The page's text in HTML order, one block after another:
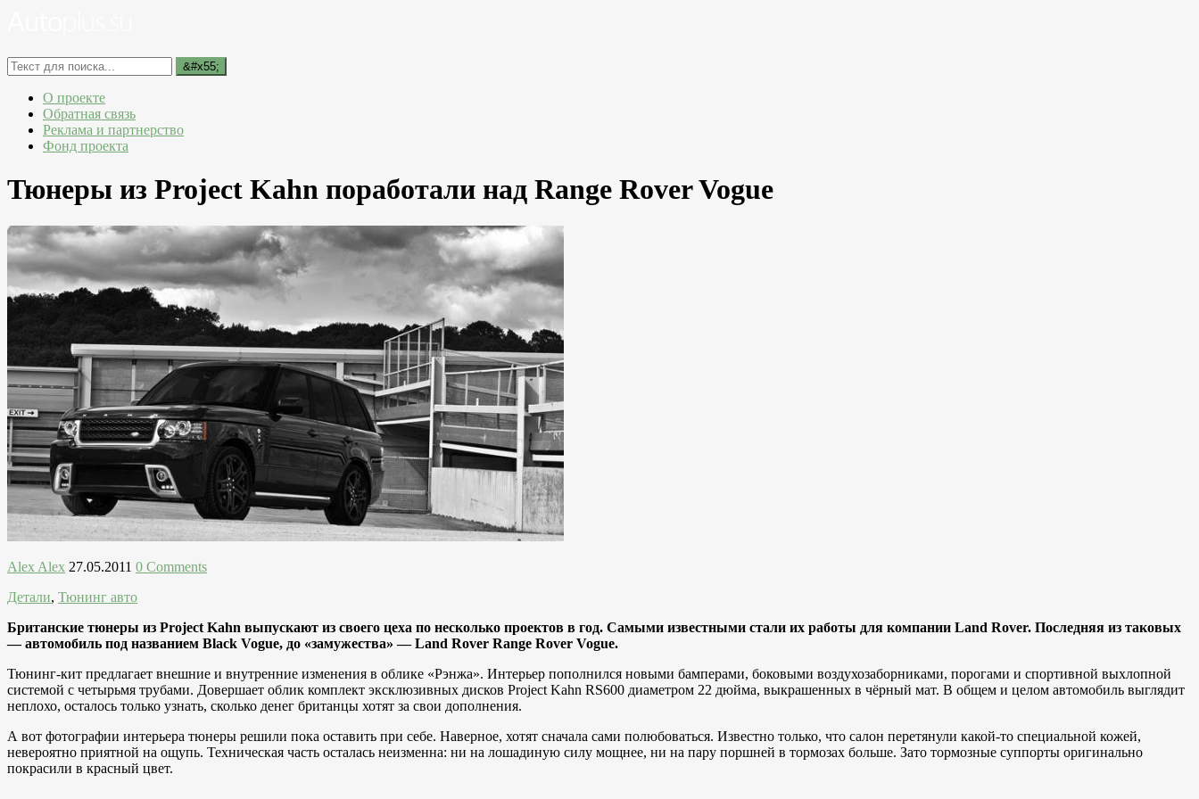
О проекте
Обратная связь
Реклама и партнерство
Фонд проекта
Тюнеры из Project Kahn поработали над Range Rover Vogue
Alex Alex 27.05.2011 0 Comments
Детали, Тюнинг авто
Британские тюнеры из Project Kahn выпускают из своего цеха по несколько проектов в год. Самыми известными стали их работы для компании Land Rover. Последняя из таковых
— автомобиль под названием Black Vogue, до «замужества» — Land Rover Range Rover Vogue.
Тюнинг-кит предлагает внешние и внутренние изменения в облике «Рэнжа». Интерьер пополнился новыми бамперами, боковыми воздухозаборниками, порогами и спортивной выхлопной
системой с четырьмя трубами. Довершает облик комплект эксклюзивных дисков Project Kahn RS600 диаметром 22 дюйма, выкрашенных в чёрный мат. В общем и целом автомобиль выглядит
неплохо, осталось только узнать, сколько денег британцы хотят за свои дополнения.
А вот фотографии интерьера тюнеры решили пока оставить при себе. Наверное, хотят сначала сами полюбоваться. Известно только, что салон перетянули какой-то специальной кожей,
невероятно приятной на ощупь. Техническая часть осталась неизменна: ни на лошадиную силу мощнее, ни на пару поршней в тормозах больше. Зато тормозные суппорты оригинально
покрасили в красный цвет.